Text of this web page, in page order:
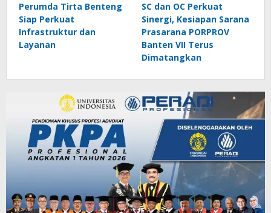
Perumda Tirta Benteng
Siap Perkuat
Infrastruktur dan
Layanan
SC dan OC Perkuat
Sinergi, Kesiapan Sarana
Prasarana PORPROV
Banten VII Terus
Dimatangkan